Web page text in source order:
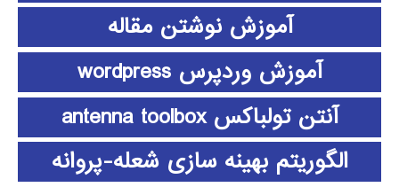
آموزش نوشتن مقاله
آموزش وردپرس wordpress
آنتن تولباکس antenna toolbox
الگوریتم بهینه سازی شعله-پروانه